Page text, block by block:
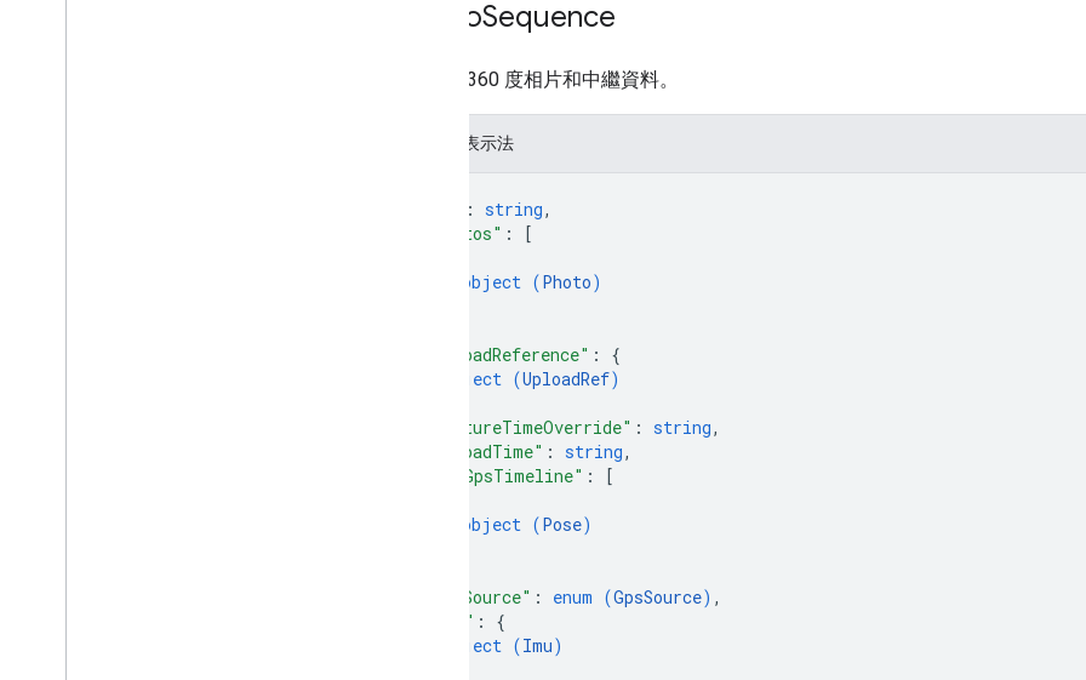
PhotoSequence
一系列 360 度相片和中繼資料。
JSON 表示法
: string,
"photos" :
[
object (Photo)
"uploadReference" : {
object (UploadRef)
"captureTimeOverride" : string,
"uploadTime" : string,
"rawGpsTimeline" :
[
object (Pose)
"gpsSource" : enum (GpsSource) ,
"imu" : {
object (Imu)